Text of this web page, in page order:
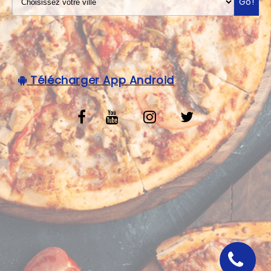
VOS AVIS
MENTIONS LÉGALES
C.G.V
Télécharger App Android